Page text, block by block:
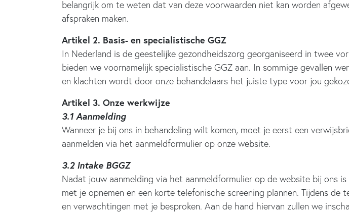
belangrijk om te weten dat van deze voorwaarden niet kan worden
afspraken maken.
Artikel 2. Basis- en specialistische GGZ
In Nederland is de geestelijke gezondheidszorg georganiseerd in twee
bieden we voornamelijk specialistische GGZ aan. In sommige gevallen
en klachten wordt door onze behandelaars het juiste type voor jou
Artikel 3. Onze werkwijze
3.1 Aanmelding
Wanneer je bij ons in behandeling wilt komen, moet je eerst een
aanmelden via het aanmeldformulier op onze website.
3.2 Intake BGGZ
Nadat jouw aanmelding via het aanmeldformulier op de website bij ons
met je opnemen en een korte telefonische screening plannen. Tijdens
en verwachtingen met je besproken. Aan de hand hiervan zullen we